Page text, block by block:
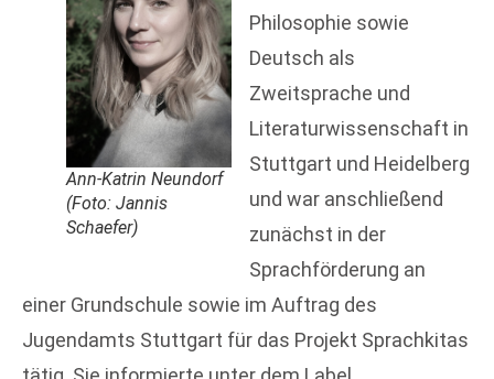
Ann-Katrin Neundorf
(Foto: Jannis
Schaefer)
Philosophie sowie
Deutsch als
Zweitsprache und
Literaturwissenschaft in
Stuttgart und Heidelberg
und war anschließend
zunächst in der
Sprachförderung an
einer Grundschule sowie im Auftrag des
Jugendamts Stuttgart für das Projekt Sprachkitas